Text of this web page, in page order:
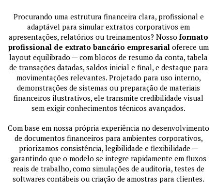
Procurando uma estrutura financeira clara, profissional e
adaptável para simular extratos corporativos em
apresentações, relatórios ou treinamentos? Nosso formato
profissional de extrato bancário empresarial oferece um
layout equilibrado — com blocos de resumo da conta, tabela
de transações datadas, saldos inicial e final, e destaque para
movimentações relevantes. Projetado para uso interno,
demonstrações de sistemas ou preparação de materiais
financeiros ilustrativos, ele transmite credibilidade visual
sem exigir conhecimentos técnicos avançados.
Com base em nossa própria experiência no desenvolvimento
de documentos financeiros para ambientes corporativos,
priorizamos consistência, legibilidade e flexibilidade —
garantindo que o modelo se integre rapidamente em fluxos
reais de trabalho, como simulações de auditoria, testes de
softwares contábeis ou criação de amostras para clientes.